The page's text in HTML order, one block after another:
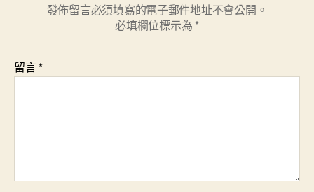
發佈留言必須填寫的電子郵件地址不會公開。
必填欄位標示為 *
留言*